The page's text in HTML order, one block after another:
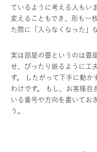
ているように考える人もい
変えることもでき、形も一
た際に「入らなくなった」
実は部屋の畳というのは畳
せ、ぴったり嵌るように工
す。 したがって下手に動か
わけです。 もし、お客様自
いる番号や方向を書いてお
う。